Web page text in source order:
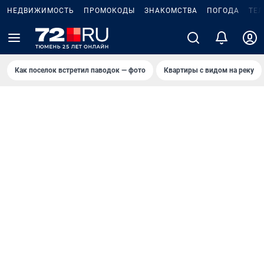
НЕДВИЖИМОСТЬ ПРОМОКОДЫ ЗНАКОМСТВА ПОГОДА
Как поселок встретил паводок — фото Квартиры с видом на реку